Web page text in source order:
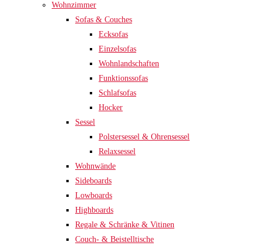
Wohnzimmer
Sofas & Couches
Ecksofas
Einzelsofas
Wohnlandschaften
Funktionssofas
Schlafsofas
Hocker
Sessel
Polstersessel & Ohrensessel
Relaxsessel
Wohnwände
Sideboards
Lowboards
Highboards
Regale & Schränke & Vitinen
Couch- & Beistelltische